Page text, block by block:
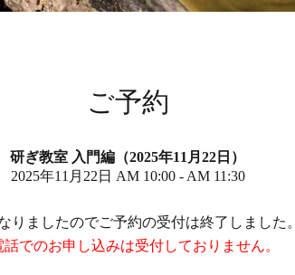
ご予約
研ぎ教室 入門編（2025年11月22日）
2025年11月22日 AM 10:00 - AM 11:30
りましたのでご予約の受付は終了しました。
話でのお申し込みは受付しておりません。